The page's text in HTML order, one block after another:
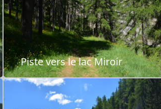
Piste vers le lac Miroir